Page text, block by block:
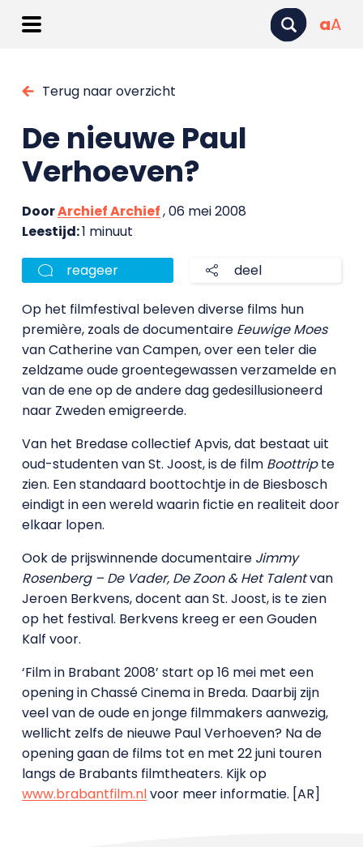
aA
Terug naar overzicht
De nieuwe Paul
Verhoeven?
DoorArchief Archief, 06 mei 2008
Leestijd:1 minuut
reageer deel
Op het filmfestival beleven diverse films hun
première, zoals de documentaire Eeuwige Moes
van Catherine van Campen, over een teler die
zeldzame oude groentegewassen verzamelde en
van de ene op de andere dag gedesillusioneerd
naar Zweden emigreerde.
Van het Bredase collectief Apvis, dat bestaat uit
oud-studenten van St. Joost, is de film Boottripte
zien. Een standaard boottochtje in de Biesbosch
eindigt in een wereld waarin fictie en realiteit door
elkaar lopen.
Ook de prijswinnende documentaire Jimmy
Rosenberg – De Vader, De Zoon & Het Talentvan
Jeroen Berkvens, docent aan St. Joost, is te zien
op het festival. Berkvens kreeg er een Gouden
Kalf voor.
‘Film in Brabant 2008’ start op 16 mei met een
opening in ChasséCinema in Breda. Daarbij zijn
veel van de oude en jonge filmmakers aanwezig,
wellicht zelfs de nieuwe Paul Verhoeven? Na de
opening gaan de films tot en met 22 juni touren
langs de Brabants filmtheaters. Kijk op
www.brabantfilm.nlvoor meer informatie. [AR]